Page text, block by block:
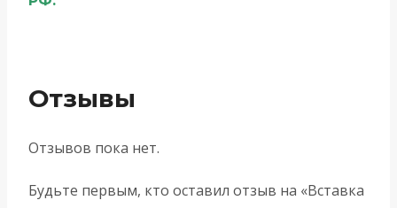
Отзывы
Отзывов пока нет.
Будьте первым, кто оставил отзыв на «Вставка